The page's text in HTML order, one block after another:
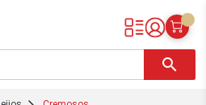
Online
search